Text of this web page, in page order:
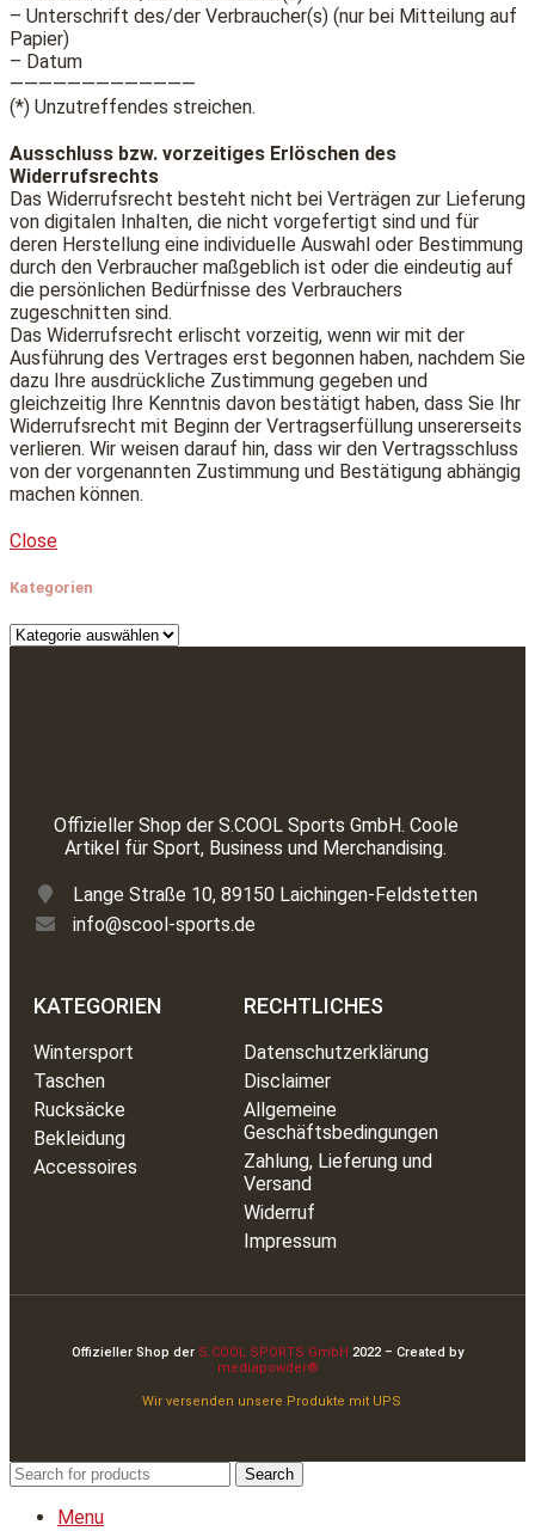
– Unterschrift des/der Verbraucher(s) (nur bei Mitteilung auf
Papier)
– Datum
—————————————
(*) Unzutreffendes streichen.
Ausschluss bzw. vorzeitiges Erlöschen des
Widerrufsrechts
Das Widerrufsrecht besteht nicht bei Verträgen zur Lieferung
von digitalen Inhalten, die nicht vorgefertigt sind und für
deren Herstellung eine individuelle Auswahl oder Bestimmung
durch den Verbraucher maßgeblich ist oder die eindeutig auf
die persönlichen Bedürfnisse des Verbrauchers
zugeschnitten sind.
Das Widerrufsrecht erlischt vorzeitig, wenn wir mit der
Ausführung des Vertrages erst begonnen haben, nachdem Sie
dazu Ihre ausdrückliche Zustimmung gegeben und
gleichzeitig Ihre Kenntnis davon bestätigt haben, dass Sie Ihr
Widerrufsrecht mit Beginn der Vertragserfüllung unsererseits
verlieren. Wir weisen darauf hin, dass wir den Vertragsschluss
von der vorgenannten Zustimmung und Bestätigung abhängig
machen können.
Close
Kategorien
Offizieller Shop der S.COOL Sports GmbH. Coole
Artikel für Sport, Business und Merchandising.
Lange Straße 10, 89150 Laichingen-Feldstetten
info@scool-sports.de
KATEGORIEN
Wintersport
Taschen
Rucksäcke
Bekleidung
Accessoires
RECHTLICHES
Datenschutzerklärung
Disclaimer
Allgemeine
Geschäftsbedingungen
Zahlung, Lieferung und
Versand
Widerruf
Impressum
Offizieller Shop der S.COOL SPORTS GmbH 2022 – Created by
mediapowder®
Wir versenden unsere Produkte mit UPS
Search
Menu